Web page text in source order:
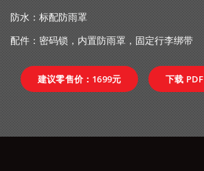
防水：标配防雨罩
配件：密码锁，内置防雨罩，固定行李绑带
建议零售价：1699元 下载 PDF